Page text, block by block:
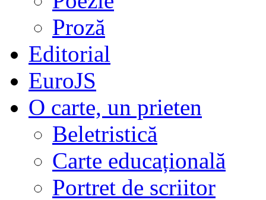
Proză
Editorial
EuroJS
O carte, un prieten
Beletristică
Carte educațională
Portret de scriitor